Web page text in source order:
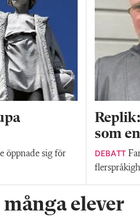
öppnade sig för
som
DEBATT
elever